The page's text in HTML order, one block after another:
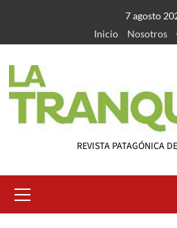
contenido
7 agosto
Inicio
Nosotros
REVISTA PATAGÓNICA
primario